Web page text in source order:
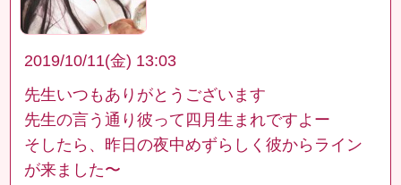
2019/10/11(金) 13:03
先生いつもありがとうございます
先生の言う通り彼って四月生まれですよー
そしたら、昨日の夜中めずらしく彼からライン
が来ました〜